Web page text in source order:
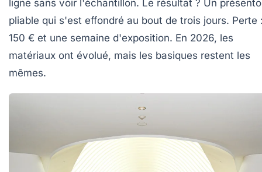
ligne sans voir l'échantillon. Le résultat ? Un
pliable qui s'est effondré au bout de trois jours. Perte
150 € et une semaine d'exposition. En 2026, les
matériaux ont évolué, mais les basiques restent les
mêmes.